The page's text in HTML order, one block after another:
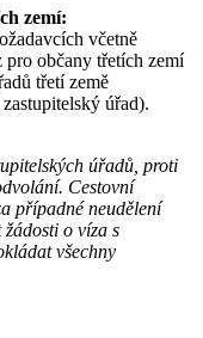
zemí:
včetně
občany třetích zemí
třetí země
úřad).
úřadů, proti
Cestovní
případné neudělení
o víza s
všechny